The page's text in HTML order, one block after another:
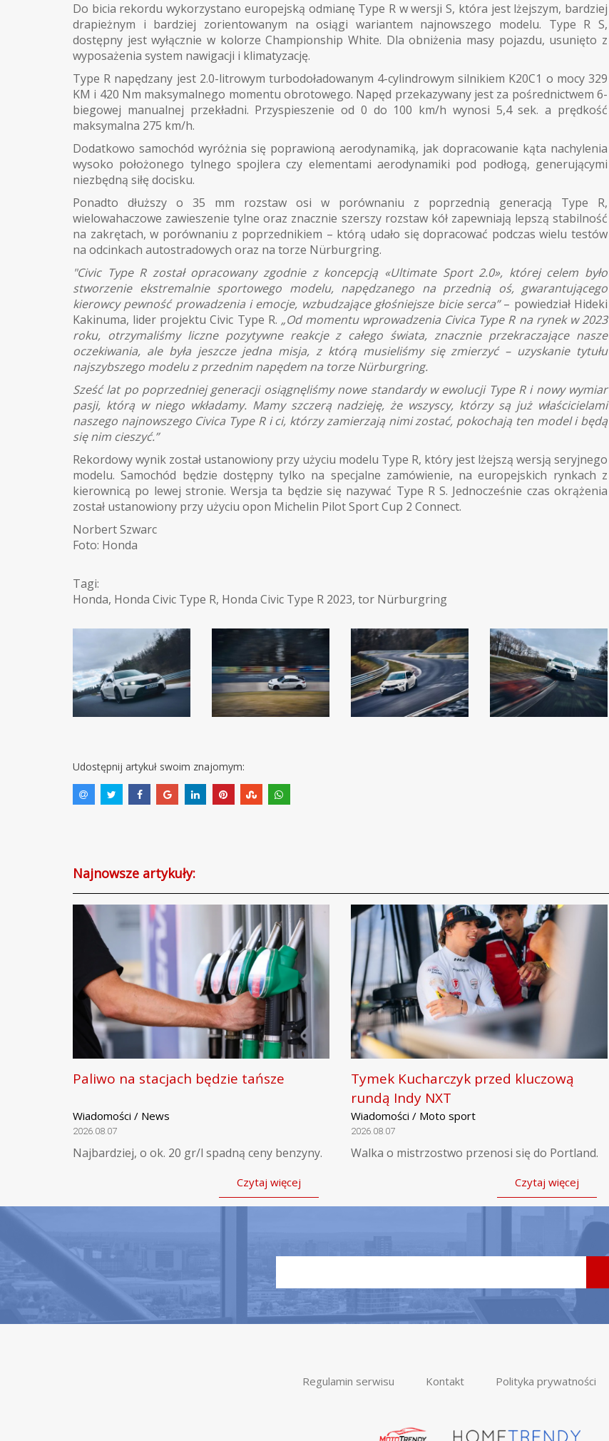
Do bicia rekordu wykorzystano europejską odmianę Type R w wersji S, która jest lżejszym, bardziej
drapieżnym i bardziej zorientowanym na osiągi wariantem najnowszego modelu. Type R S,
dostępny jest wyłącznie w kolorze Championship White. Dla obniżenia masy pojazdu, usunięto z
wyposażenia system nawigacji i klimatyzację.
Type R napędzany jest 2.0-litrowym turbodoładowanym 4-cylindrowym silnikiem K20C1 o mocy 329
KM i 420 Nm maksymalnego momentu obrotowego. Napęd przekazywany jest za pośrednictwem 6-
biegowej manualnej przekładni. Przyspieszenie od 0 do 100 km/h wynosi 5,4 sek. a prędkość
maksymalna 275 km/h.
Dodatkowo samochód wyróżnia się poprawioną aerodynamiką, jak dopracowanie kąta nachylenia
wysoko położonego tylnego spojlera czy elementami aerodynamiki pod podłogą, generującymi
niezbędną siłę docisku.
Ponadto dłuższy o 35 mm rozstaw osi w porównaniu z poprzednią generacją Type R,
wielowahaczowe zawieszenie tylne oraz znacznie szerszy rozstaw kół zapewniają lepszą stabilność
na zakrętach, w porównaniu z poprzednikiem – którą udało się dopracować podczas wielu testów
na odcinkach autostradowych oraz na torze Nürburgring.
"Civic Type R został opracowany zgodnie z koncepcją «Ultimate Sport 2.0», której celem było
stworzenie ekstremalnie sportowego modelu, napędzanego na przednią oś, gwarantującego
kierowcy pewność prowadzenia i emocje, wzbudzające głośniejsze bicie serca”– powiedział Hideki
Kakinuma, lider projektu Civic Type R. „Od momentu wprowadzenia Civica Type R na rynek w 2023
roku, otrzymaliśmy liczne pozytywne reakcje z całego świata, znacznie przekraczające nasze
oczekiwania, ale była jeszcze jedna misja, z którą musieliśmy się zmierzyć – uzyskanie tytułu
najszybszego modelu z przednim napędem na torze Nürburgring.
Sześć lat po poprzedniej generacji osiągnęliśmy nowe standardy w ewolucji Type R i nowy wymiar
pasji, którą w niego wkładamy. Mamy szczerą nadzieję, że wszyscy, którzy są już właścicielami
naszego najnowszego Civica Type R i ci, którzy zamierzają nimi zostać, pokochają ten model i będą
się nim cieszyć.”
Rekordowy wynik został ustanowiony przy użyciu modelu Type R, który jest lżejszą wersją seryjnego
modelu. Samochód będzie dostępny tylko na specjalne zamówienie, na europejskich rynkach z
kierownicą po lewej stronie. Wersja ta będzie się nazywać Type R S. Jednocześnie czas okrążenia
został ustanowiony przy użyciu opon Michelin Pilot Sport Cup 2 Connect.
Norbert Szwarc
Foto: Honda
Tagi:
Honda, Honda Civic Type R, Honda Civic Type R 2023, tor Nürburgring
Udostępnij artykuł swoim znajomym:
Najnowsze artykuły:
Paliwo na stacjach będzie tańsze
Wiadomości / News
2026.08.07
Najbardziej, o ok. 20 gr/l spadną ceny benzyny.
Czytaj więcej
Tymek Kucharczyk przed kluczową
rundą Indy NXT
Wiadomości / Moto sport
2026.08.07
Walka o mistrzostwo przenosi się do Portland.
Czytaj więcej
Regulamin serwisu Kontakt Polityka prywatności